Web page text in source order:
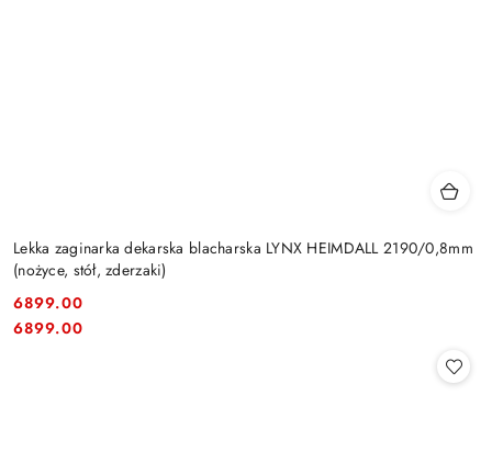
Lekka zaginarka dekarska blacharska LYNX HEIMDALL 2190/0,8mm
(nożyce, stół, zderzaki)
Cena:
6899.00
Cena:
6899.00